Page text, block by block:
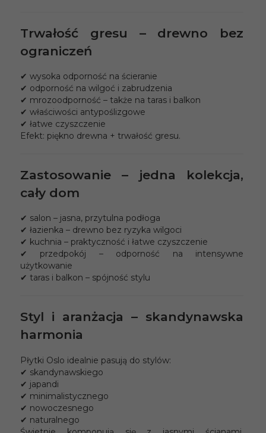
Trwałość gresu – drewno bez
ograniczeń
✔ wysoka odporność na ścieranie
✔ odporność na wilgoć i zabrudzenia
✔ mrozoodporność – także na taras i balkon
✔ właściwości antypoślizgowe
✔ łatwe czyszczenie
Efekt: piękno drewna + trwałość gresu.
Zastosowanie – jedna kolekcja,
cały dom
✔ salon – jasna, przytulna podłoga
✔ łazienka – drewno bez ryzyka wilgoci
✔ kuchnia – praktyczność i łatwe czyszczenie
✔ przedpokój – odporność na intensywne
użytkowanie
✔ taras i balkon – spójność stylu
Styl i aranżacja – skandynawska
harmonia
Płytki Oslo idealnie pasują do stylów:
✔ skandynawskiego
✔ japandi
✔ minimalistycznego
✔ nowoczesnego
✔ naturalnego